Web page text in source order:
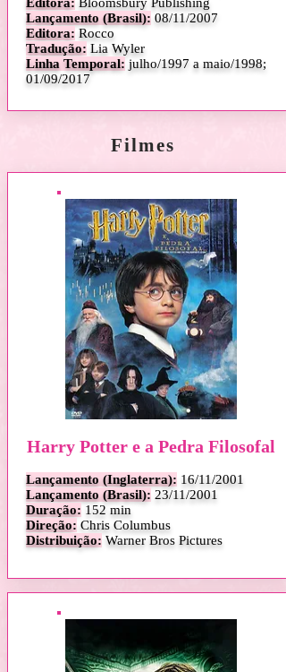
Lançamento (Brasil): 08/11/2007
Editora: Rocco
Tradução: Lia Wyler
Linha Temporal: julho/1997 a maio/1998;
01/09/2017
Filmes
Harry Potter e a Pedra Filosofal
Lançamento (Inglaterra): 16/11/2001
Lançamento (Brasil): 23/11/2001
Duração: 152 min
Direção: Chris Columbus
Distribuição: Warner Bros Pictures